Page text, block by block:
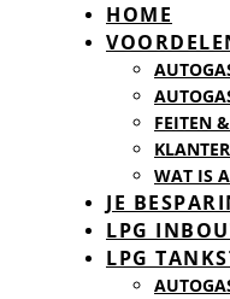
HOME
FEITEN
WAT IS
JE
LPG
LPG